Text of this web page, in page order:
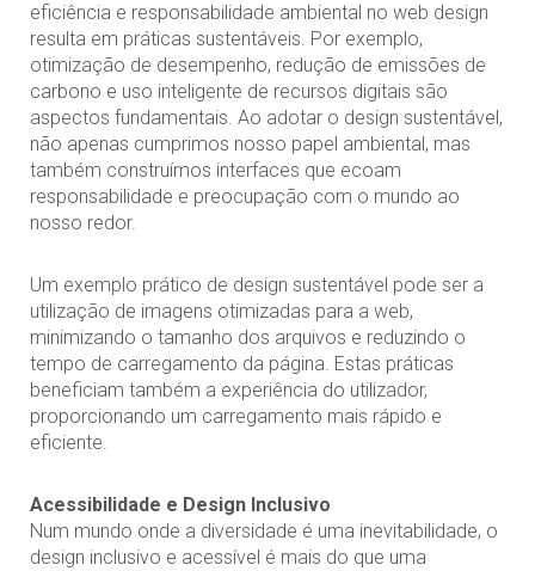
eficiência e responsabilidade ambiental no web design
resulta em práticas sustentáveis. Por exemplo,
otimização de desempenho, redução de emissões de
carbono e uso inteligente de recursos digitais são
aspectos fundamentais. Ao adotar o design sustentável,
não apenas cumprimos nosso papel ambiental, mas
também construímos interfaces que ecoam
responsabilidade e preocupação com o mundo ao
nosso redor.
Um exemplo prático de design sustentável pode ser a
utilização de imagens otimizadas para a web,
minimizando o tamanho dos arquivos e reduzindo o
tempo de carregamento da página. Estas práticas
beneficiam também a experiência do utilizador,
proporcionando um carregamento mais rápido e
eficiente.
Acessibilidade e Design Inclusivo
Num mundo onde a diversidade é uma inevitabilidade, o
design inclusivo e acessível é mais do que uma